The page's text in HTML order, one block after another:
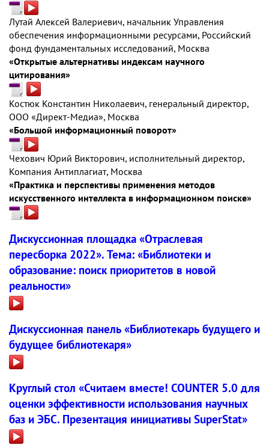
Лутай Алексей Валериевич, начальник Управления
обеспечения информационными ресурсами, Российский
фонд фундаментальных исследований, Москва
«Открытые альтернативы индексам научного
цитирования»
Костюк Константин Николаевич, генеральный директор,
ООО «Директ-Медиа», Москва
«Большой информационный поворот»
Чехович Юрий Викторович, исполнительный директор,
Компания Антиплагиат, Москва
«Практика и перспективы применения методов
искусственного интеллекта в информационном поиске»
Дискуссионная площадка «Отраслевая
пересборка 2022». Тема: «Библиотеки и
образование: поиск приоритетов в новой
реальности»
Дискуссионная панель «Библиотекарь будущего и
будущее библиотекаря»
Круглый стол «Считаем вместе! COUNTER 5.0 для
оценки эффективности использования научных
баз и ЭБС. Презентация инициативы SuperStat»